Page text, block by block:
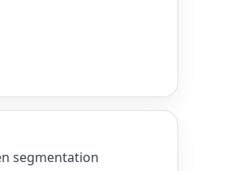
segmentation